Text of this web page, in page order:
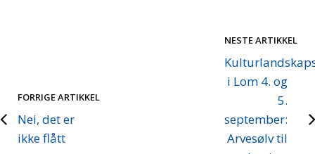
FORRIGE ARTIKKEL
Nei, det er
ikke flått
NESTE ARTIKKEL
i Lom 4. og
5.
september:
Arvesølv til